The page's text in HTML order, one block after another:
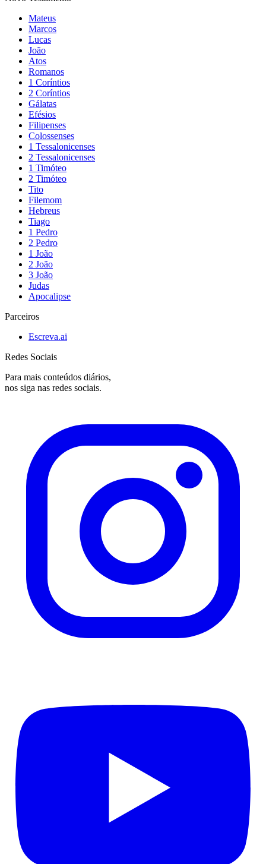
Mateus
Marcos
Lucas
João
Atos
Romanos
1 Coríntios
2 Coríntios
Gálatas
Efésios
Filipenses
Colossenses
1 Tessalonicenses
2 Tessalonicenses
1 Timóteo
2 Timóteo
Tito
Filemom
Hebreus
Tiago
1 Pedro
2 Pedro
1 João
2 João
3 João
Judas
Apocalipse
Parceiros
Escreva.ai
Redes Sociais
Para mais conteúdos diários,
nos siga nas redes sociais.